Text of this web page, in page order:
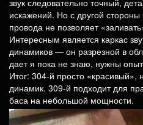
искажений. Но с другой стороны
провода не позволяет
Интересным является каркас
динамиков — он разрезной в
дает я пока не знаю, нужны
Итог: 304-й просто «красивый»,
динамик. 309-й подходит для
баса на небольшой мощности.